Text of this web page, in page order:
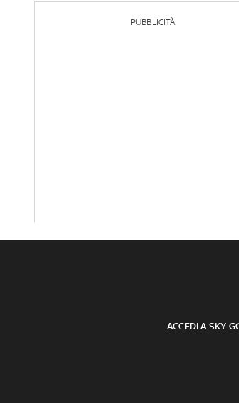
PUBBLICITÀ
ACCEDI A SKY